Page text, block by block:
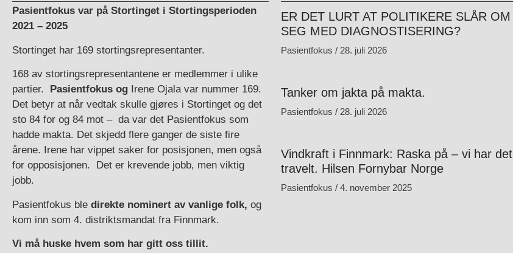
Pasientfokus var på Stortinget i Stortingsperioden
2021 – 2025
Stortinget har 169 stortingsrepresentanter.
168 av stortingsrepresentantene er medlemmer i ulike
partier.
Pasientfokus og Irene Ojala var nummer 169.
Det betyr at når vedtak skulle gjøres i Stortinget og det
sto 84 for og 84 mot – da var det Pasientfokus som
hadde makta. Det skjedd flere ganger de siste fire
årene. Irene har vippet saker for posisjonen, men også
for opposisjonen. Det er krevende jobb, men viktig
jobb.
Pasientfokus ble direkte nominert av vanlige folk, og
kom inn som 4. distriktsmandat fra Finnmark.
Vi må huske hvem som har gitt oss tillit.
ER DET LURT AT POLITIKERE SLÅR OM
SEG MED DIAGNOSTISERING?
Pasientfokus 28. juli 2026
Tanker om jakta på makta.
Pasientfokus 28. juli 2026
Vindkraft i Finnmark: Raska på – vi har det
travelt. Hilsen Fornybar Norge
Pasientfokus 4. november 2025